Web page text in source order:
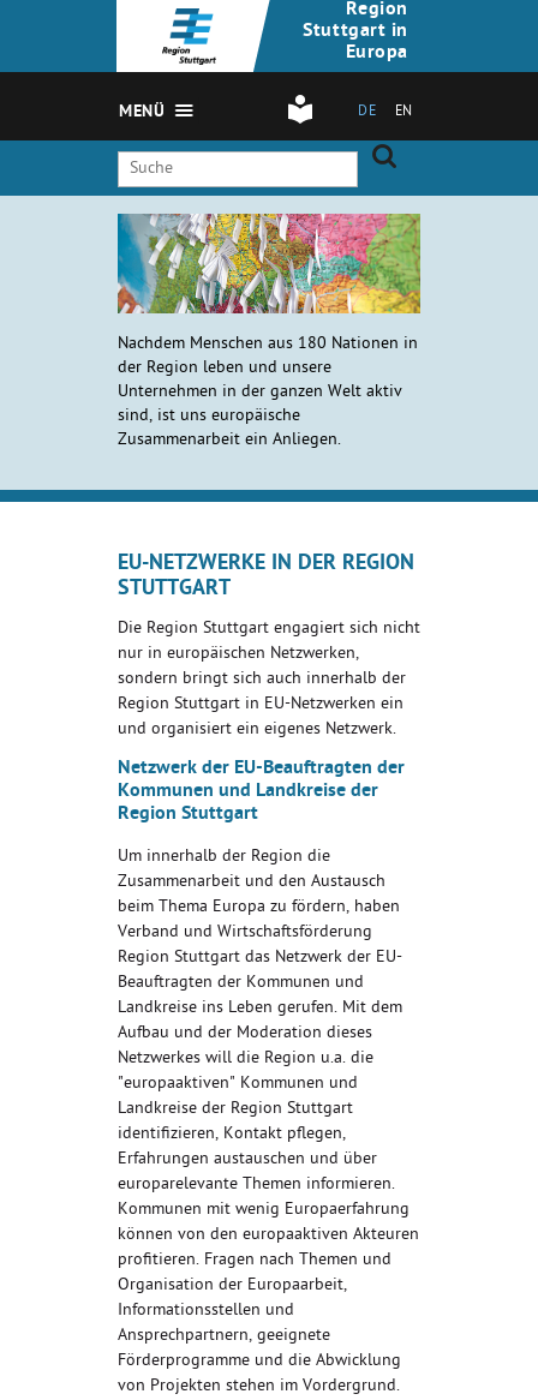
Region
Stuttgart in
Europa
DE EN
MENÜ
Nachdem Menschen aus 180 Nationen in
der Region leben und unsere
Unternehmen in der ganzen Welt aktiv
sind, ist uns europäische
Zusammenarbeit ein Anliegen.
EU-NETZWERKE IN DER REGION
STUTTGART
Die Region Stuttgart engagiert sich nicht
nur in europäischen Netzwerken,
sondern bringt sich auch innerhalb der
Region Stuttgart in EU-Netzwerken ein
und organisiert ein eigenes Netzwerk.
Netzwerk der EU-Beauftragten der
Kommunen und Landkreise der
Region Stuttgart
Um innerhalb der Region die
Zusammenarbeit und den Austausch
beim Thema Europa zu fördern, haben
Verband und Wirtschaftsförderung
Region Stuttgart das Netzwerk der EU-
Beauftragten der Kommunen und
Landkreise ins Leben gerufen. Mit dem
Aufbau und der Moderation dieses
Netzwerkes will die Region u.a. die
"europaaktiven" Kommunen und
Landkreise der Region Stuttgart
identifizieren, Kontakt pflegen,
Erfahrungen austauschen und über
europarelevante Themen informieren.
Kommunen mit wenig Europaerfahrung
können von den europaaktiven Akteuren
profitieren. Fragen nach Themen und
Organisation der Europaarbeit,
Informationsstellen und
Ansprechpartnern, geeignete
Förderprogramme und die Abwicklung
von Projekten stehen im Vordergrund.